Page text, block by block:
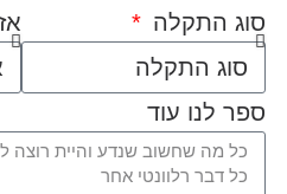
סוג התקלה
ספר לנו עוד